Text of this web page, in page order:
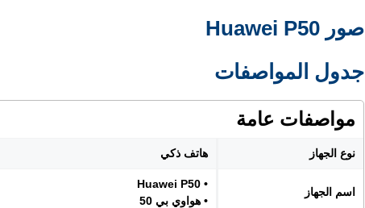
صور Huawei P50
جدول المواصفات
مواصفات عامة
نوع الجهاز هاتف ذكي
اسم الجهاز
• Huawei P50
• هواوي بي 50